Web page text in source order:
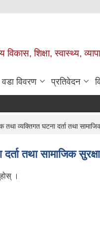
शिक्षा, स्वास्थ्य,
वडा विवरण प्रतिवेदन
व्यक्तिगत घटना दर्ता तथा
तथा सामाजिक
।